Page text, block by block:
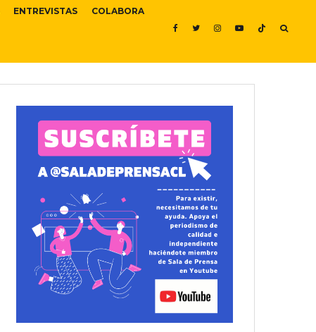
ENTREVISTAS COLABORA